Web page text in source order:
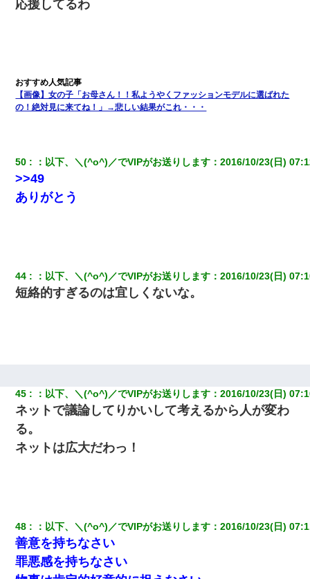
応援してるわ
【画像】女の子「お母さん！！私ようやくファッションモデルに選ばれた
の！絶対見に来てね！」→悲しい結果がこれ・・・
50 ： 以下、＼(^o^)／でVIPがお送りします ：2016/10/23(日)
>>49
ありがとう
44 ： 以下、＼(^o^)／でVIPがお送りします ：2016/10/23(日)
短絡的すぎるのは宜しくないな。
45 ： 以下、＼(^o^)／でVIPがお送りします ：2016/10/23(日)
ネットで議論してりかいして考えるから人が変わ
る。
ネットは広大だわっ！
48 ： 以下、＼(^o^)／でVIPがお送りします ：2016/10/23(日)
善意を持ちなさい
罪悪感を持ちなさい